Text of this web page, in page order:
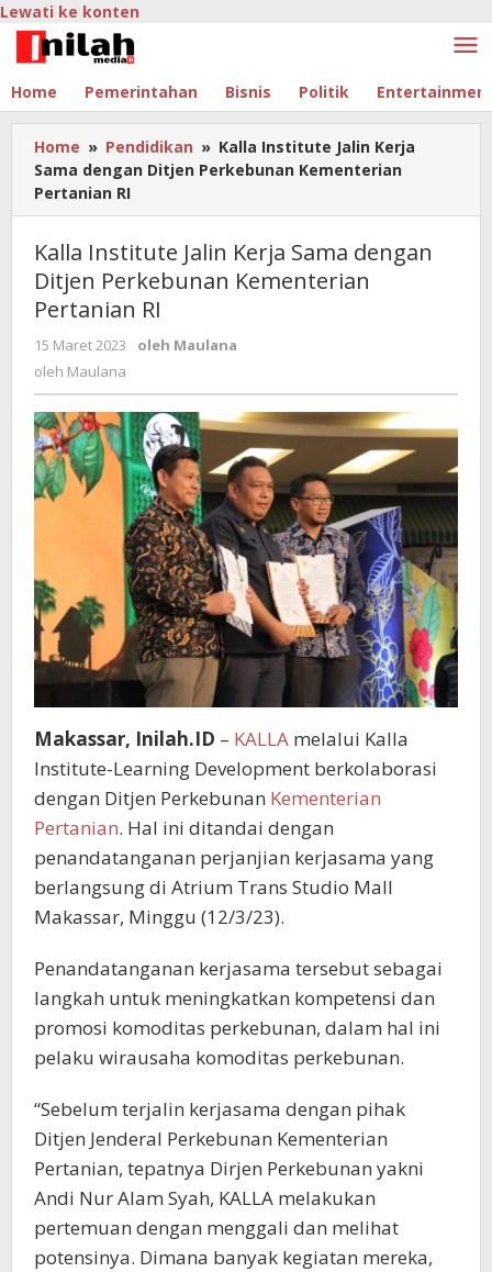
Lewati ke konten
Home Pemerintahan Bisnis Politik
Home » Pendidikan » Kalla Institute Jalin Kerja
Sama dengan Ditjen Perkebunan Kementerian
Pertanian RI
Kalla Institute Jalin Kerja Sama dengan
Ditjen Perkebunan Kementerian
Pertanian RI
15 Maret 2023 oleh Maulana
oleh Maulana
Makassar, Inilah.ID – KALLA melalui Kalla
Institute-Learning Development berkolaborasi
dengan Ditjen Perkebunan Kementerian
Pertanian. Hal ini ditandai dengan
penandatanganan perjanjian kerjasama yang
berlangsung di Atrium Trans Studio Mall
Makassar, Minggu (12/3/23).
Penandatanganan kerjasama tersebut sebagai
langkah untuk meningkatkan kompetensi dan
promosi komoditas perkebunan, dalam hal ini
pelaku wirausaha komoditas perkebunan.
“Sebelum terjalin kerjasama dengan pihak
Ditjen Jenderal Perkebunan Kementerian
Pertanian, tepatnya Dirjen Perkebunan yakni
Andi Nur Alam Syah, KALLA melakukan
pertemuan dengan menggali dan melihat
potensinya. Dimana banyak kegiatan mereka,